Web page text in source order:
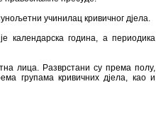
учинилац кривичног дјела.
календарска година, а периодика
лица. Разврстани су према полу,
групама кривичних дјела, као и